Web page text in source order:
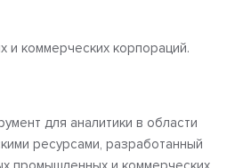
и коммерческих корпораций.
для аналитики в области
ресурсами, разработанный